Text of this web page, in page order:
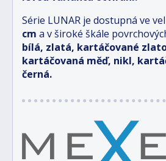
Série LUNAR je dostupná ve
cm a v široké škále
bílá, zlatá, kartáčované
kartáčovaná měď, nikl,
černá.